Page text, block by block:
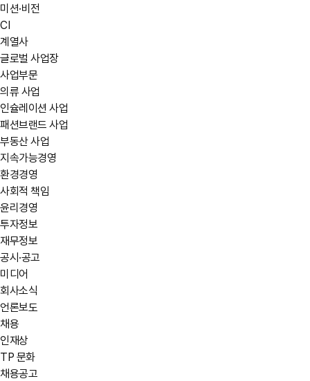
미션·비전
CI
계열사
글로벌 사업장
사업부문
의류 사업
인슐레이션 사업
패션브랜드 사업
부동산 사업
지속가능경영
환경경영
사회적 책임
윤리경영
투자정보
재무정보
공시·공고
미디어
회사소식
언론보도
채용
인재상
TP 문화
채용공고